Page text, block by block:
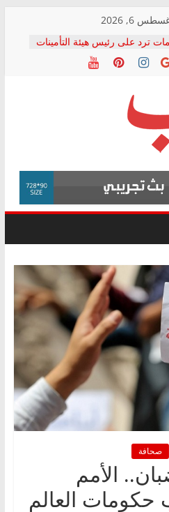
6, 2026
ترد على رئيس هيئة التأمينات
الصحفي: إنكار الأزمة لا ينهي
أصحاب المعاشات.. ونطالب بكشف
يكتب: القطاع الصحي إلى
الشعبي يطلق لجنة “الحق
بالإسكندرية لرصد الانتهاكات
لمدينة الصحفيين.. وانتهاء أعمال
الإداري
لحقوق الإنسان يعلن
الدكتور محمد زهران.. ويؤكد:
وضمانات المحاكمة العادلة
صحافة
الأمم
حكومات العالم